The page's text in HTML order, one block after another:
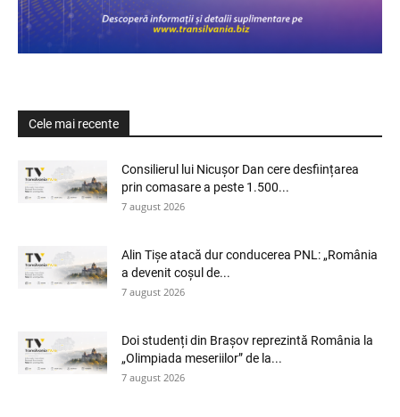
Cele mai recente
Consilierul lui Nicușor Dan cere desființarea
prin comasare a peste 1.500...
7 august 2026
Alin Tișe atacă dur conducerea PNL: „România
a devenit coșul de...
7 august 2026
Doi studenți din Brașov reprezintă România la
„Olimpiada meseriilor” de la...
7 august 2026